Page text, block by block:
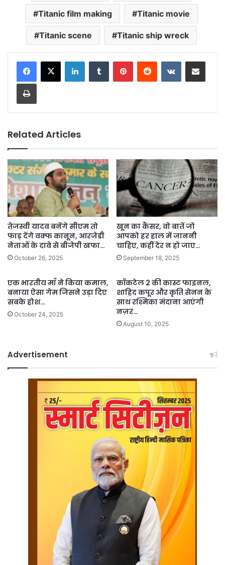
Titanic film making Titanic movie
Titanic scene Titanic ship wreck
LinkedInTumblr PinterestReddit VKontakteShare via Email
Print
Related Articles
तेजस्वी यादव बनेंगे सीएम तो
फाड़ देंगे वक्फ कानून, आरजेडी
नेताओं के दावे से बीजेपी खफा…
October 26, 2025
खून का कैंसर, वो बातें जो
आपको हर हाल में जाननी
चाहिए, कहीं देर न हो जाए…
September 18, 2025
एक भारतीय माँ ने किया कमाल,
बनाया ऐसा गेम जिसने उड़ा दिए
सबके होश…
October 24, 2025
कॉकटेल 2 की कास्ट फाइनल,
शाहिद कपूर और कृति सेनन के
साथ रश्मिका मंदाना आएंगी
नज़र…
August 10, 2025
Advertisement